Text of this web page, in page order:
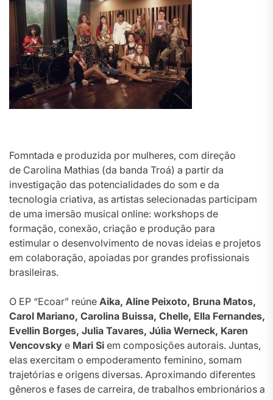
Fomntada e produzida por mulheres, com direção
de Carolina Mathias (da banda Troá) a partir da
investigação das potencialidades do som e da
tecnologia criativa, as artistas selecionadas participam
de uma imersão musical online: workshops de
formação, conexão, criação e produção para
estimular o desenvolvimento de novas ideias e projetos
em colaboração, apoiadas por grandes profissionais
brasileiras.
O EP “Ecoar” reúne Aika, Aline Peixoto, Bruna Matos,
Carol Mariano, Carolina Buissa, Chelle, Ella Fernandes,
Evellin Borges, Julia Tavares, Júlia Werneck, Karen
Vencovsky e Mari Si em composições autorais. Juntas,
elas exercitam o empoderamento feminino, somam
trajetórias e origens diversas. Aproximando diferentes
gêneros e fases de carreira, de trabalhos embrionários a